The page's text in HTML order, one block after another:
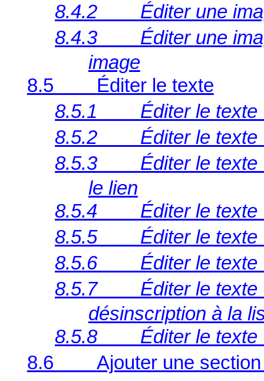
8.4.2
Éditer une
8.4.3
Éditer une
image
8.5
Éditer le texte
8.5.1
Éditer le
8.5.2
Éditer le
8.5.3
Éditer le
le lien
8.5.4
Éditer le
8.5.5
Éditer le
8.5.6
Éditer le
8.5.7
Éditer le
désinscription à la
8.5.8
Éditer le
8.6
Ajouter une section